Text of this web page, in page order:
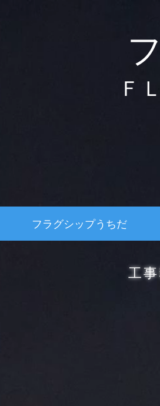
Ｆ
工
フラグシップうちだ